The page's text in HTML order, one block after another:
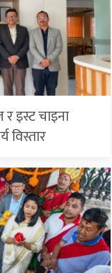
इस्ट चाइना
विस्तार